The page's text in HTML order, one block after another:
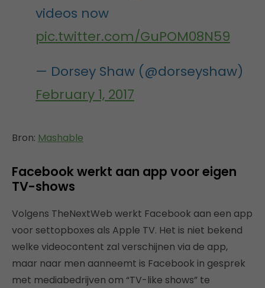
videos now
pic.twitter.com/GuPOM08N59
— Dorsey Shaw (@dorseyshaw)
February 1, 2017
Bron: Mashable
Facebook werkt aan app voor eigen
TV-shows
Volgens TheNextWeb werkt Facebook aan een app
voor settopboxes als Apple TV. Het is niet bekend
welke videocontent zal verschijnen via de app,
maar naar men aanneemt is Facebook in gesprek
met mediabedrijven om “TV-like shows” te